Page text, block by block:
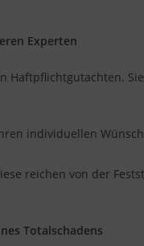
Experten
individuellen
reichen von der
Totalschadens